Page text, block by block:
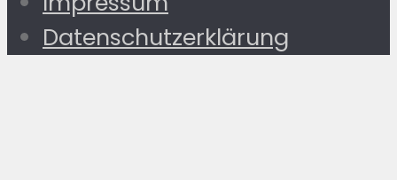
Datenschutzerklärung